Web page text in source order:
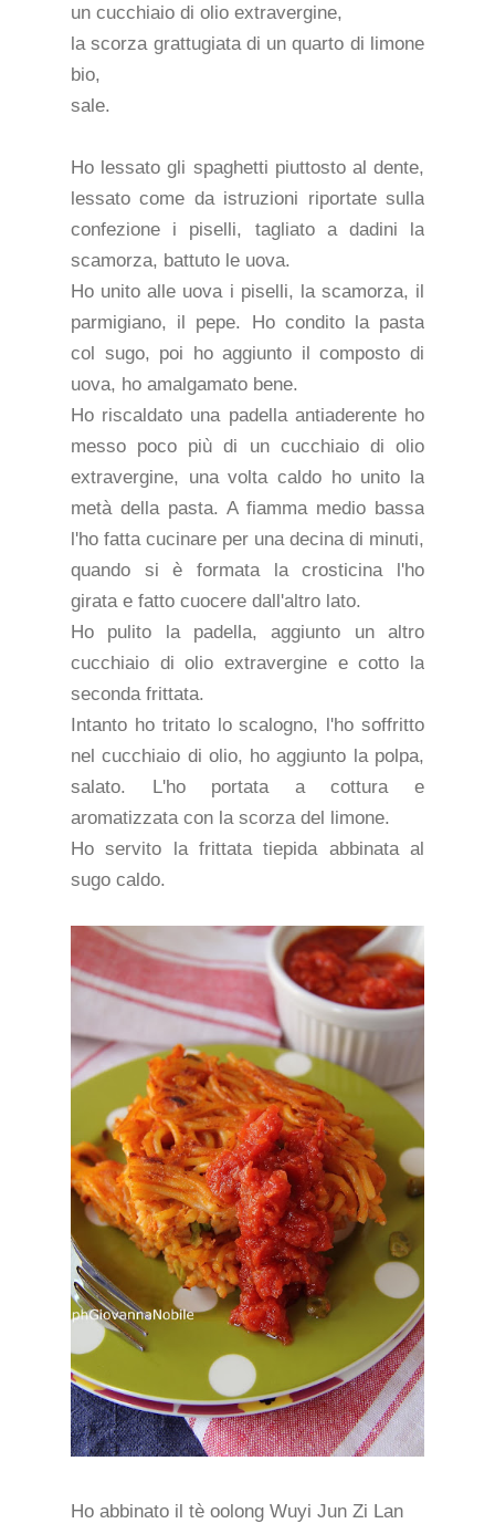
un cucchiaio di olio extravergine,
la scorza grattugiata di un quarto di limone
bio,
sale.
Ho lessato gli spaghetti piuttosto al dente,
lessato come da istruzioni riportate sulla
confezione i piselli, tagliato a dadini la
scamorza, battuto le uova.
Ho unito alle uova i piselli, la scamorza, il
parmigiano, il pepe. Ho condito la pasta
col sugo, poi ho aggiunto il composto di
uova, ho amalgamato bene.
Ho riscaldato una padella antiaderente ho
messo poco più di un cucchiaio di olio
extravergine, una volta caldo ho unito la
metà della pasta. A fiamma medio bassa
l'ho fatta cucinare per una decina di minuti,
quando si è formata la crosticina l'ho
girata e fatto cuocere dall'altro lato.
Ho pulito la padella, aggiunto un altro
cucchiaio di olio extravergine e cotto la
seconda frittata.
Intanto ho tritato lo scalogno, l'ho soffritto
nel cucchiaio di olio, ho aggiunto la polpa,
salato. L'ho portata a cottura e
aromatizzata con la scorza del limone.
Ho servito la frittata tiepida abbinata al
sugo caldo.
Ho abbinato il tè oolong Wuyi Jun Zi Lan